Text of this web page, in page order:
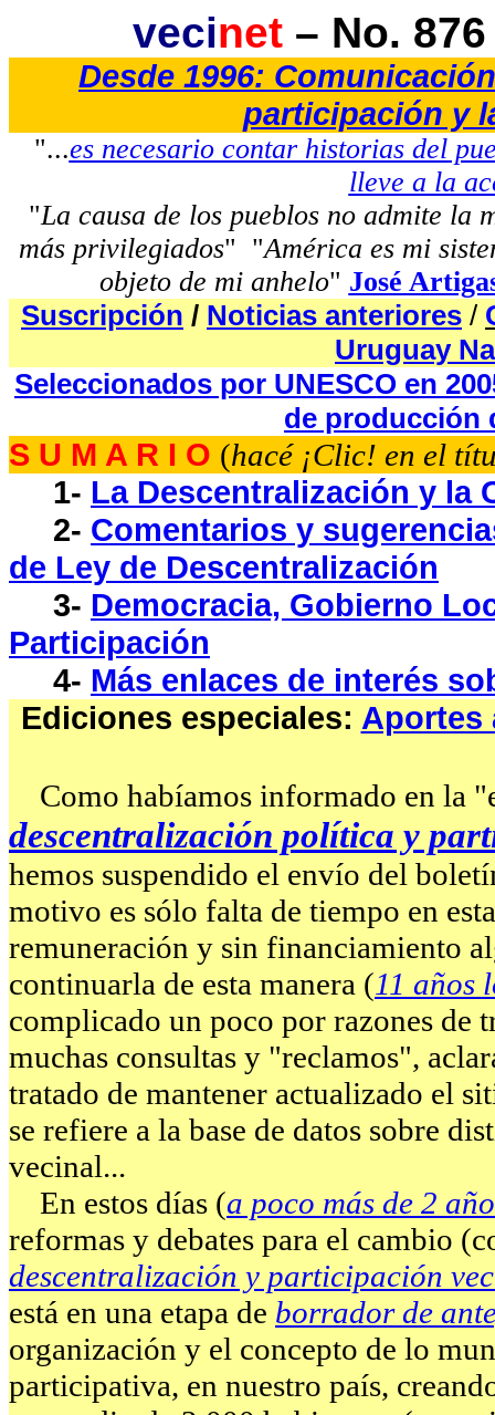
vecinet – No.
Desde 1996:
participación y
"...es necesario contar historias del
lleve a la
"La causa de los pueblos no admite la
más privilegiados" "América es mi
objeto de mi anhelo" José
Suscripción / Noticias anteriores /
Uruguay
Seleccionados por UNESCO en
de producción
S U M A R I O (hacé ¡Clic! en el
1- La Descentralización y la
2- Comentarios y
de Ley de Descentralización
3- Democracia, Gobierno
Participación
4- Más enlaces de interés
Ediciones especiales: Aportes
Como habíamos informado en la
descentralización política y
hemos suspendido el envío del
motivo es sólo falta de tiempo en
remuneración y sin financiamiento
continuarla de esta manera (11 años
complicado un poco por razones de
muchas consultas y "reclamos",
tratado de mantener actualizado el
se refiere a la base de datos sobre
vecinal...
En estos días (a poco más de 2
reformas y debates para el cambio
descentralización y participación
está en una etapa de borrador de
organización y el concepto de lo
participativa, en nuestro país,